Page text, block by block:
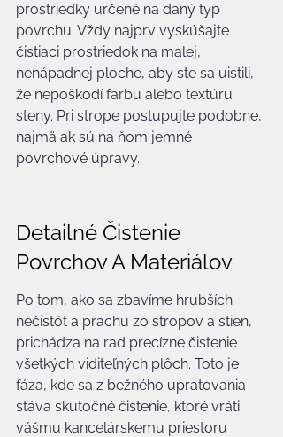
prostriedky určené na daný typ
povrchu. Vždy najprv vyskúšajte
čistiaci prostriedok na malej,
nenápadnej ploche, aby ste sa uistili,
že nepoškodí farbu alebo textúru
steny. Pri strope postupujte podobne,
najmä ak sú na ňom jemné
povrchové úpravy.
Detailné Čistenie
Povrchov A Materiálov
Po tom, ako sa zbavíme hrubších
nečistôt a prachu zo stropov a stien,
prichádza na rad precízne čistenie
všetkých viditeľných plôch. Toto je
fáza, kde sa z bežného upratovania
stáva skutočné čistenie, ktoré vráti
vášmu kancelárskemu priestoru